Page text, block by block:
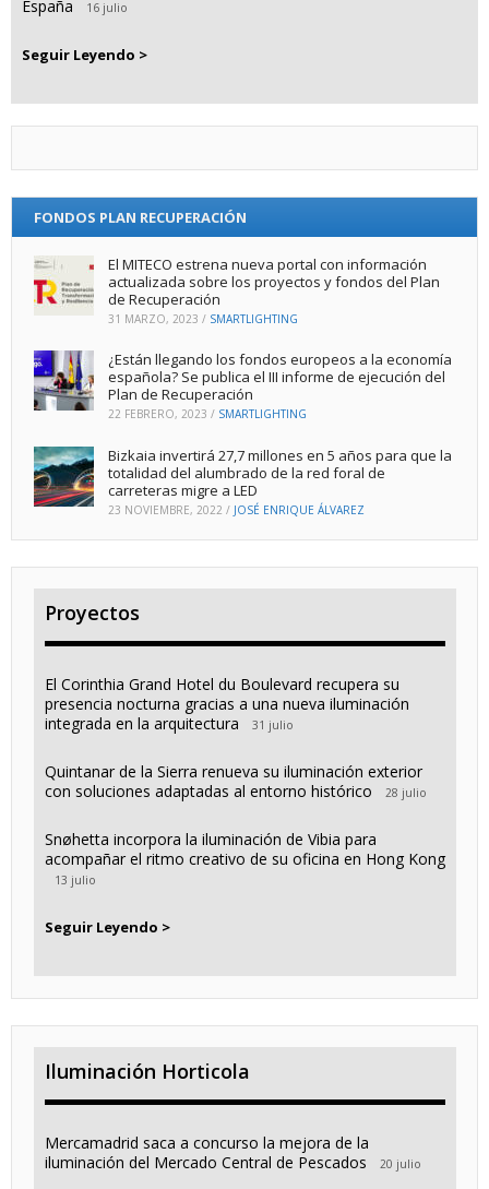
España 16 julio
Seguir Leyendo >
FONDOS PLAN RECUPERACIÓN
El MITECO estrena nueva portal con información
actualizada sobre los proyectos y fondos del Plan
de Recuperación
31 MARZO, 2023 / SMARTLIGHTING
¿Están llegando los fondos europeos a la economía
española? Se publica el III informe de ejecución del
Plan de Recuperación
22 FEBRERO, 2023 / SMARTLIGHTING
Bizkaia invertirá 27,7 millones en 5 años para que la
totalidad del alumbrado de la red foral de
carreteras migre a LED
23 NOVIEMBRE, 2022 / JOSÉ ENRIQUE ÁLVAREZ
Proyectos
El Corinthia Grand Hotel du Boulevard recupera su
presencia nocturna gracias a una nueva iluminación
integrada en la arquitectura
31 julio
Quintanar de la Sierra renueva su iluminación exterior
con soluciones adaptadas al entorno histórico
28 julio
Snøhetta incorpora la iluminación de Vibia para
acompañar el ritmo creativo de su oficina en Hong Kong
13 julio
Seguir Leyendo >
Iluminación Horticola
Mercamadrid saca a concurso la mejora de la
iluminación del Mercado Central de Pescados
20 julio